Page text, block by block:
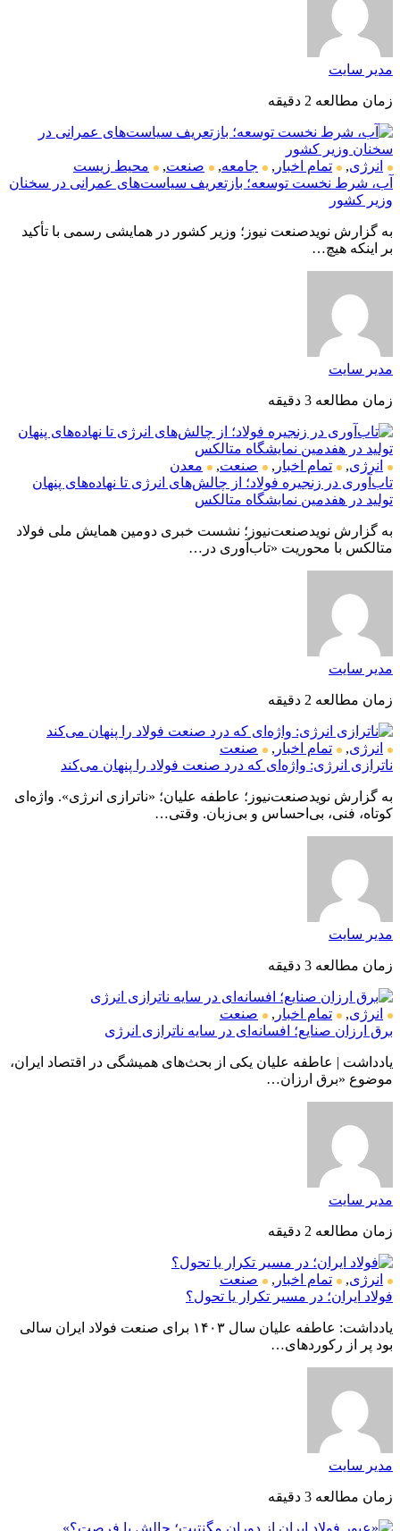
مدیر سایت
زمان مطالعه 2 دقیقه
انرژی, تمام اخبار , جامعه, صنعت,
محیط زیست
آب، شرط نخست توسعه؛ بازتعریف سیاست‌های عمرانی در سخنان
وزیر کشور
به گزارش نویدصنعت نیوز؛ وزیر کشور در همایشی رسمی با تأکید
بر اینکه هیچ…
مدیر سایت
زمان مطالعه 3 دقیقه
انرژی, تمام اخبار , صنعت,
معدن
تاب‌آوری در زنجیره فولاد؛ از چالش‌های انرژی تا نهاده‌های پنهان
تولید در هفدمین نمایشگاه متالکس
به گزارش نویدصنعت‌نیوز؛ نشست خبری دومین همایش ملی فولاد
متالکس با محوریت «تاب‌آوری در…
مدیر سایت
زمان مطالعه 2 دقیقه
انرژی, تمام اخبار ,
صنعت
ناترازی انرژی: واژه‌ای که درد صنعت فولاد را پنهان می‌کند
به گزارش نویدصنعت‌نیوز؛ عاطفه علیان؛ «ناترازی انرژی». واژه‌ای
کوتاه، فنی، بی‌احساس و بی‌زبان. وقتی…
مدیر سایت
زمان مطالعه 3 دقیقه
انرژی, تمام اخبار ,
صنعت
برق ارزان صنایع؛ افسانه‌ای در سایه ناترازی انرژی
یادداشت | عاطفه علیان یکی از بحث‌های همیشگی در اقتصاد ایران،
موضوع «برق ارزان…
مدیر سایت
زمان مطالعه 2 دقیقه
انرژی, تمام اخبار ,
صنعت
فولاد ایران؛ در مسیر تکرار یا تحول؟
یادداشت: عاطفه علیان سال ۱۴۰۳ برای صنعت فولاد ایران سالی
بود پر از رکوردهای…
مدیر سایت
زمان مطالعه 3 دقیقه